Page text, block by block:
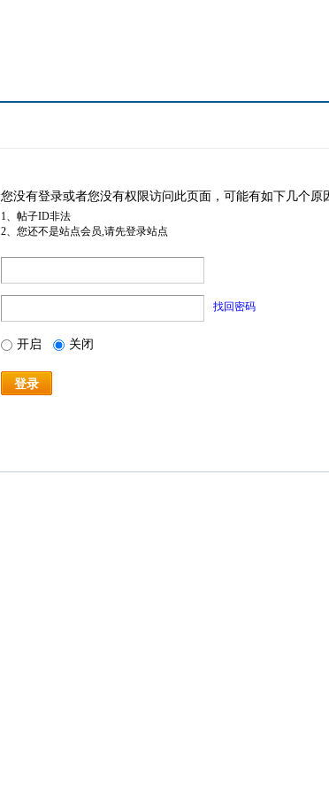
您没有登录或者您没有权限访问此页面，可能有如下几个原
1、帖子ID非法
2、您还不是站点会员,请先登录站点
找回密码
开启 关闭
登录